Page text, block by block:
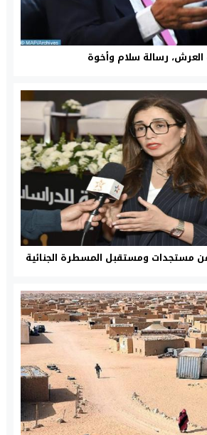
رسالة سلام وأخوة
مستجدات ومستقبل المسطرة الجنائية